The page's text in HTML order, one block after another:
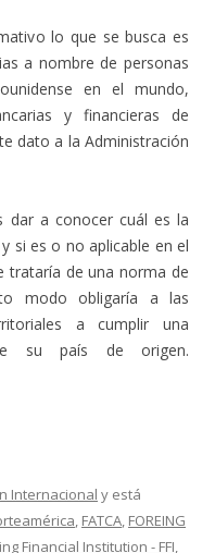
lo que se busca es
a nombre de personas
en el mundo,
y financieras de
dato a la Administración
dar a conocer cuál es la
si es o no aplicable en el
trataría de una norma de
modo obligaría a las
a cumplir una
su país de origen.
Internacional y está
, FATCA, FOREING
Financial Institution - FFI,